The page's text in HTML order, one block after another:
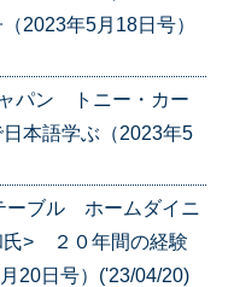
2023年5月18日号）
パン トニー・カー
本語学ぶ（2023年5
ーブル ホームダイニ
> ２０年間の経験
20日号）('23/04/20)